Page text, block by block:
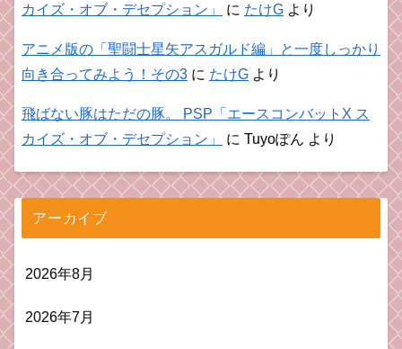
カイズ・オブ・デセプション」
に たけG より
アニメ版の「聖闘士星矢アスガルド編」と一度しっかり
向き合ってみよう！その3 に たけG より
飛ばない豚はただの豚。 PSP「エースコンバットX ス
カイズ・オブ・デセプション」
に Tuyoぽん より
アーカイブ
2026年8月
2026年7月